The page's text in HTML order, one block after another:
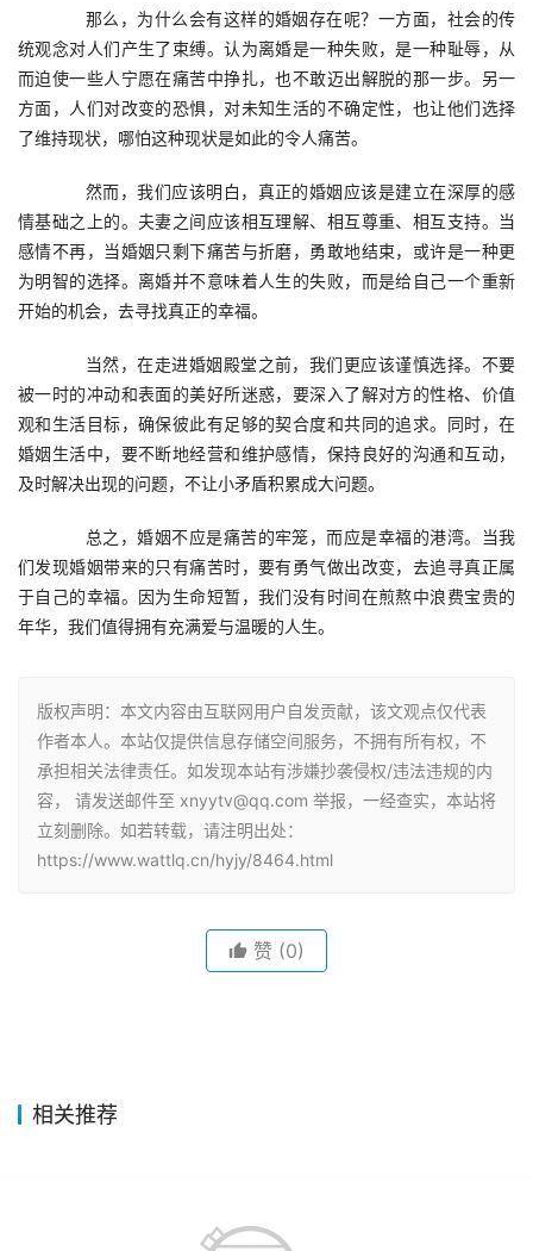
那么，为什么会有这样的婚姻存在呢？一方面，社会的传
统观念对人们产生了束缚。认为离婚是一种失败，是一种耻辱，从
而迫使一些人宁愿在痛苦中挣扎，也不敢迈出解脱的那一步。另一
方面，人们对改变的恐惧，对未知生活的不确定性，也让他们选择
了维持现状，哪怕这种现状是如此的令人痛苦。
然而，我们应该明白，真正的婚姻应该是建立在深厚的感
情基础之上的。夫妻之间应该相互理解、相互尊重、相互支持。当
感情不再，当婚姻只剩下痛苦与折磨，勇敢地结束，或许是一种更
为明智的选择。离婚并不意味着人生的失败，而是给自己一个重新
开始的机会，去寻找真正的幸福。
当然，在走进婚姻殿堂之前，我们更应该谨慎选择。不要
被一时的冲动和表面的美好所迷惑，要深入了解对方的性格、价值
观和生活目标，确保彼此有足够的契合度和共同的追求。同时，在
婚姻生活中，要不断地经营和维护感情，保持良好的沟通和互动，
及时解决出现的问题，不让小矛盾积累成大问题。
总之，婚姻不应是痛苦的牢笼，而应是幸福的港湾。当我
们发现婚姻带来的只有痛苦时，要有勇气做出改变，去追寻真正属
于自己的幸福。因为生命短暂，我们没有时间在煎熬中浪费宝贵的
年华，我们值得拥有充满爱与温暖的人生。
版权声明：本文内容由互联网用户自发贡献，该文观点仅代表
作者本人。本站仅提供信息存储空间服务，不拥有所有权，不
承担相关法律责任。如发现本站有涉嫌抄袭侵权/违法违规的内
容， 请发送邮件至 xnyytv@qq.com 举报，一经查实，本站将
立刻删除。如若转载，请注明出处：
https://www.wattlq.cn/hyjy/8464.html
赞 (0)
相关推荐